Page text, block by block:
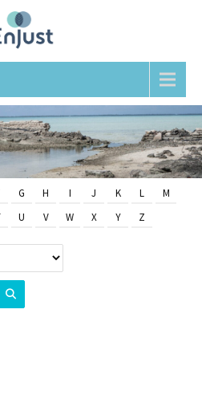
G H I J K L
M
U V W X Y Z